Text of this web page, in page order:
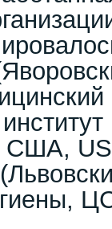
США,